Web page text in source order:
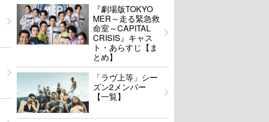
『劇場版TOKYO
MER～走る緊急救
命室～CAPITAL
CRISIS』キャス
ト・あらすじ【ま
とめ】
「ラヴ上等」シー
ズン2メンバー
【一覧】